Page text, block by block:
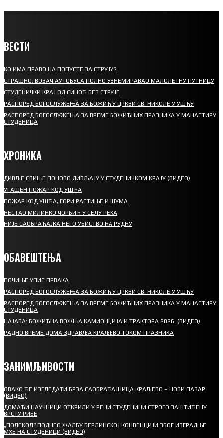
ВЕСТИ
КО ИМА ПРАВО НА ПОПУСТЕ ЗА СТРУЈУ?
СТРАШНО: ВОЗАЧ АУТОБУСА ПОЛНО УЗНЕМИРАВАО МАЛОЛЕТНУ ПУТНИЦУ
СТУДЕНИЧКИ КРАЈ ОД СИНОЋ БЕЗ СТРУЈЕ
РАСПОРЕД БОГОСЛУЖЕЊА ЗА БОЖИЋ У ЦРКВИ СВ. НИКОЛЕ У УШЋУ
РАСПОРЕД БОГОСЛУЖЕЊА ЗА ВРЕМЕ БОЖИЋНИХ ПРАЗНИКА У МАНАСТИРУ
СТУДЕНИЦА
ХРОНИКА
ДИВЉЕ СВИЊЕ ПОНОВО ДИВЉАЈУ У СТУДЕНИЧКОМ КРАЈУ (ВИДЕО)
УГАШЕН ПОЖАР КОД УШЋА
ПОЖАР КОД УШЋА, ГОРИ РАСТИЊЕ И ШУМА
НЕСТАО МИЛИНКО ЧОРБИЋ У СЕЛУ РЕКА
НИЈЕ САОБРАЋАЈКА НЕГО УБИСТВО НА РУДНУ
ОБАВЕШТЕЊА
ПОЧИЊЕ УПИС ПРВАКА
РАСПОРЕД БОГОСЛУЖЕЊА ЗА БОЖИЋ У ЦРКВИ СВ. НИКОЛЕ У УШЋУ
РАСПОРЕД БОГОСЛУЖЕЊА ЗА ВРЕМЕ БОЖИЋНИХ ПРАЗНИКА У МАНАСТИРУ
СТУДЕНИЦА
НАЈАВА: БОЖИЋНА ВОЖЊА КАМИОНЏИЈА И ТРАКТОРА 2026. (ВИДЕО)
РАДНО ВРЕМЕ ДОМА ЗДРАВЉА КРАЉЕВО ТОКОМ ПРАЗНИКА
ЗАНИМЉИВОСТИ
ОВАКО ЋЕ ИЗГЛЕДАТИ БРЗА САОБРАЋАЈНИЦА КРАЉЕВО – НОВИ ПАЗАР
(ВИДЕО)
ДОМАЋИ НАУЧНИЦИ ОТКРИЛИ У РЕЦИ СТУДЕНИЦИ СТРОГО ЗАШТИЋЕНУ
ВРСТУ РИБЕ
„ПОЛЕКОЛ“ ПОДНЕО ЖАЛБУ БЕРЛИНСКОЈ КОНВЕНЦИЈИ ЗБОГ ИЗГРАДЊЕ
МХЕ НА СТУДЕНИЦИ (ВИДЕО)